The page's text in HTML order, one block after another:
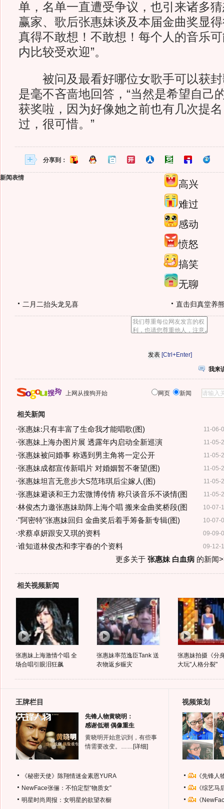
单，名单一直遭受争议，也引来诸多
赢家、歌后张惠妹谈及本届金曲奖显
真得不敢想！不敢想！每个人的音乐
内比较受欢迎”。
被问及最看好哪位女歌手可以获封
是毫不吝啬地回答，“当然是希望自己
获奖啦，因为好像她之前也有几次提
过，很可惜。”
分享到：
新闻表情
高兴
难过
感动
愤怒
搞笑
无聊
二月二抬头龙见喜 直击归真堂养
[Ctrl+Enter]
我来
上网从搜狗开始 网页 新闻
相关新闻
11-06-
·张惠妹:只有丰富了生命我才能唱歌(图)
11-05-
·张惠妹上海办图片展 透露年内启动全新巡演
11-05-
·张惠妹被问婚事 称遇到男主角将一定公开
11-05-
·张惠妹成都宣传新唱片 对婚姻暂不奢望(图)
11-05-
·张惠妹坦言无意步大S范玮琪后尘嫁人(图)
11-05-
·张惠妹避谈和王力宏微博传情 称只谈音乐不谈情(图
10-07-
·林俊杰力邀张惠妹助阵上海个唱 搬来金曲奖桥段(图
10-07-
·"阿密特"张惠妹回归 金曲奖后着手筹备新专辑(图)
09-09-
·求蔡卓妍跟安又琪的资料
09-12-
·谁知道林俊杰和李宇春的个资料
更多关于 张惠妹 白血病的新闻
相关视频新闻
张惠妹上海激情个唱 全
场合唱引眼泪狂飙
张惠妹率范逸臣Tank 送
衣物返乡赈灾
张惠妹拍摄《分
大玩"人格分裂"
王牌栏目
先锋人物黄晓明：
感谢低潮 偶像重生
黄晓明开始意识到，有些事
情需要改变。…… [详细]
《秘密天使》陈翔情迷金素恩YURA
NewFace张俪：不怕定型“物质女”
明星时尚周报：女明星的欲望衣橱
视频策划
《先锋
《综艺
《